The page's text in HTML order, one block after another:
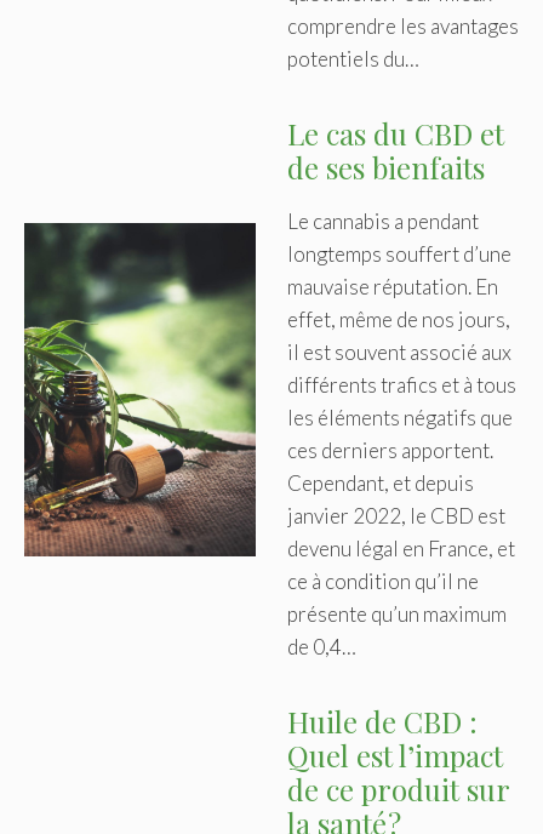
comprendre les avantages
potentiels du…
Le cas du CBD et
de ses bienfaits
Le cannabis a pendant
longtemps souffert d’une
mauvaise réputation. En
effet, même de nos jours,
il est souvent associé aux
différents trafics et à tous
les éléments négatifs que
ces derniers apportent.
Cependant, et depuis
janvier 2022, le CBD est
devenu légal en France, et
ce à condition qu’il ne
présente qu’un maximum
de 0,4…
Huile de CBD :
Quel est l’impact
de ce produit sur
la santé ?